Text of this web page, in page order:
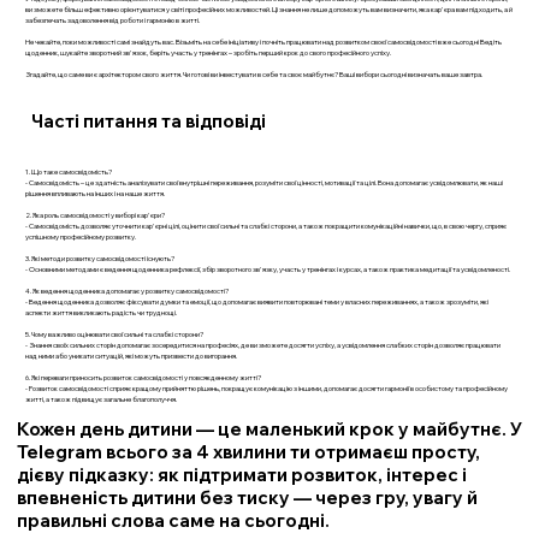
ви зможете більш ефективно орієнтуватися у світі професійних можливостей. Ці знання не лише допоможуть вам визначити, яка кар'єра вам підходить, а й
забезпечать задоволення від роботи і гармонію в житті.
Не чекайте, поки можливості самі знайдуть вас. Візьміть на себе ініціативу і почніть працювати над розвитком своєї самосвідомості вже сьогодні Ведіть
щоденник, шукайте зворотний зв'язок, беріть участь у тренінгах – зробіть перший крок до свого професійного успіху.
Згадайте, що саме ви є архітектором свого життя. Чи готові ви інвестувати в себе та своє майбутнє? Ваші вибори сьогодні визначать ваше завтра.
Часті питання та відповіді
1. Що таке самосвідомість?
- Самосвідомість – це здатність аналізувати свої внутрішні переживання, розуміти свої цінності, мотивації та цілі. Вона допомагає усвідомлювати, як наші
рішення впливають на інших і на наше життя.
2. Яка роль самосвідомості у виборі кар'єри?
- Самосвідомість дозволяє уточнити кар'єрні цілі, оцінити свої сильні та слабкі сторони, а також покращити комунікаційні навички, що, в свою чергу, сприяє
успішному професійному розвитку.
3. Які методи розвитку самосвідомості існують?
- Основними методами є ведення щоденника рефлексії, збір зворотного зв'язку, участь у тренінгах і курсах, а також практика медитації та усвідомленості.
4. Як ведення щоденника допомагає у розвитку самосвідомості?
- Ведення щоденника дозволяє фіксувати думки та емоції, що допомагає виявити повторювані теми у власних переживаннях, а також зрозуміти, які
аспекти життя викликають радість чи труднощі.
5. Чому важливо оцінювати свої сильні та слабкі сторони?
- Знання своїх сильних сторін допомагає зосередитися на професіях, де ви зможете досягти успіху, а усвідомлення слабких сторін дозволяє працювати
над ними або уникати ситуацій, які можуть призвести до вигорання.
6. Які переваги приносить розвиток самосвідомості у повсякденному житті?
- Розвиток самосвідомості сприяє кращому прийняттю рішень, покращує комунікацію з іншими, допомагає досягти гармонії в особистому та професійному
житті, а також підвищує загальне благополуччя.
Кожен день дитини — це маленький крок у майбутнє. У
Telegram всього за 4 хвилини ти отримаєш просту,
дієву підказку: як підтримати розвиток, інтерес і
впевненість дитини без тиску — через гру, увагу й
правильні слова саме на сьогодні.